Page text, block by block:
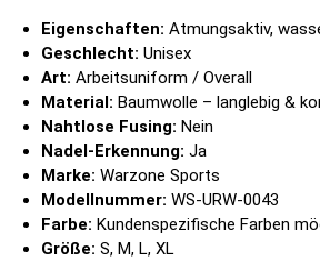
Eigenschaften: Atmungsaktiv,
Geschlecht: Unisex
Art: Arbeitsuniform / Overall
Material: Baumwolle – langlebig &
Nahtlose Fusing: Nein
Nadel-Erkennung: Ja
Marke: Warzone Sports
Modellnummer: WS-URW-0043
Farbe: Kundenspezifische Farben
Größe: S, M, L, XL